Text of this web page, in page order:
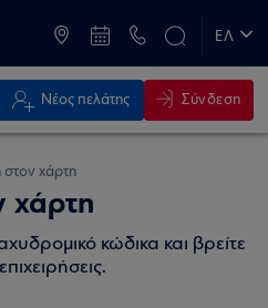
ΕΛ
Νέος πελάτης Σύνδεση
χάρτη
χάρτη
κώδικα και βρείτε